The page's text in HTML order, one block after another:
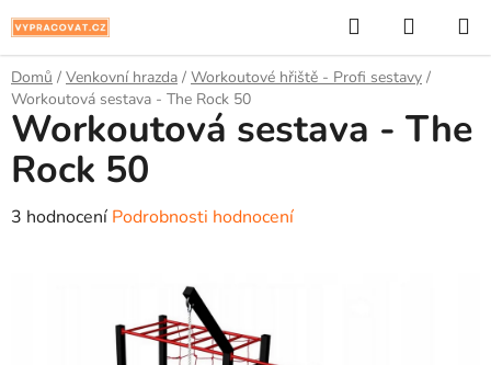
na
obsah
Hledat
KOŠÍK
Domů / Venkovní hrazda / Workoutové hřiště - Profi sestavy /
Workoutová sestava - The Rock 50
Workoutová sestava - The
Rock 50
Průměrné
3 hodnocení Podrobnosti hodnocení